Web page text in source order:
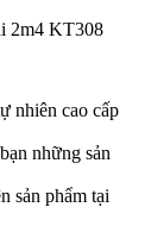
nhiên cao cấp
những sản
sản phẩm tại